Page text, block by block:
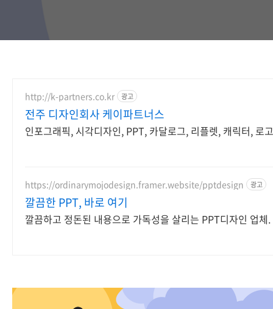
http://k-partners.co.kr 광고
전주 디자인회사 케이파트너스
인포그래픽, 시각디자인, PPT, 카달로그, 리플렛, 캐릭터, 로
https://ordinarymojodesign.framer.website/pptdesign 광고
깔끔한 PPT, 바로 여기
깔끔하고 정돈된 내용으로 가독성을 살리는 PPT디자인 업체.